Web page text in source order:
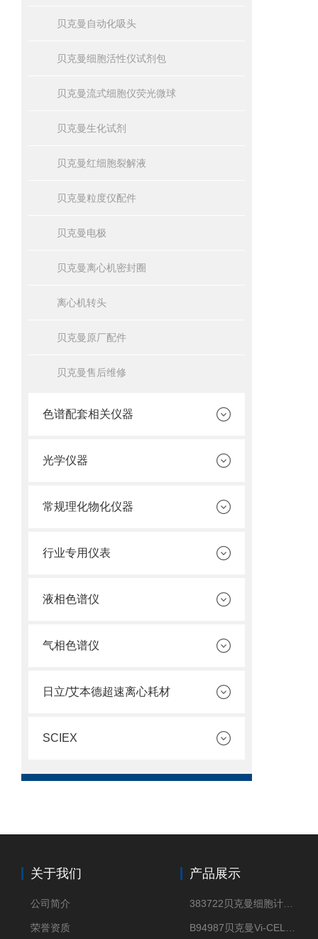
贝克曼自动化吸头
贝克曼细胞活性仪试剂包
贝克曼流式细胞仪荧光微球
贝克曼生化试剂
贝克曼红细胞裂解液
贝克曼粒度仪配件
贝克曼电极
贝克曼离心机密封圈
离心机转头
贝克曼原厂配件
贝克曼售后维修
色谱配套相关仪器
光学仪器
常规理化物化仪器
行业专用仪表
液相色谱仪
气相色谱仪
日立/艾本德超速离心耗材
SCIEX
关于我们
公司简介
荣誉资质
产品展示